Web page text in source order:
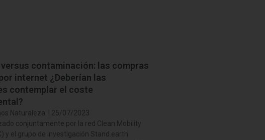
contaminación: las compras
internet ¿Deberían las
contemplar el coste
Naturaleza | 25/07/2023
conjuntamente por la red Clean Mobility
y el grupo de investigación Stand.earth